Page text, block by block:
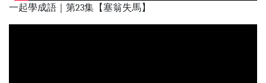
一起學成語｜第23集【塞翁失馬】